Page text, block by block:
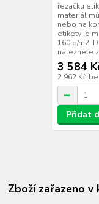
řezačku
materiál
nebo na
etikety je
160 g/m2.
naleznete
3 584
2 962 Kč
Přidat
Zboží zařazeno v